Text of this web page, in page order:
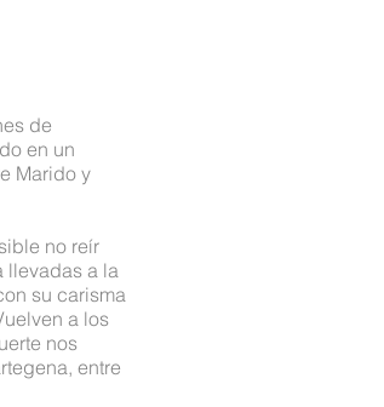
de
en un
Marido y
no reír
llevadas a la
su carisma
a los
nos
entre